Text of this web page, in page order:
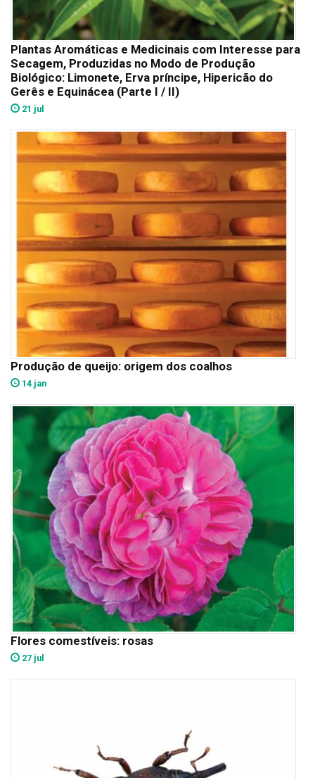
Plantas Aromáticas e Medicinais com Interesse para
Secagem, Produzidas no Modo de Produção
Biológico: Limonete, Erva príncipe, Hipericão do
Gerês e Equinácea (Parte I / II)
21 jul
Produção de queijo: origem dos coalhos
14 jan
Flores comestíveis: rosas
27 jul